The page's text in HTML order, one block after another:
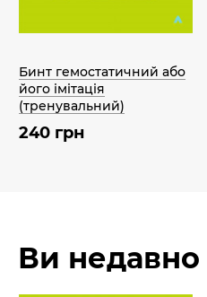
Бинт гемостатичний або
його імітація
(тренувальний)
240 грн
Ви